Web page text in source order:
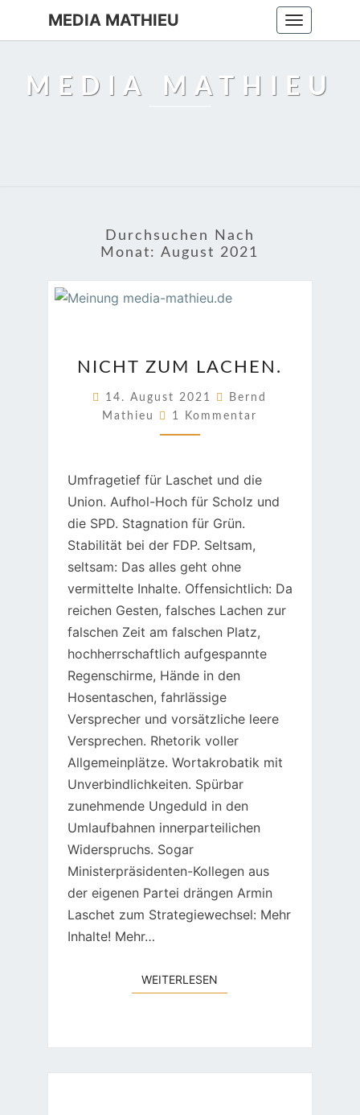
Toggle
navigation
MEDIA MATHIEU
MEDIA MATHIEU
Durchsuchen Nach
Monat:August 2021
ZUM
LACHEN.
NICHT ZUM LACHEN.
14. August 2021
Bernd
Mathieu
Kommentare
1 Kommentar
Umfragetief für Laschet und die
Union. Aufhol-Hoch für Scholz und
die SPD. Stagnation für Grün.
Stabilität bei der FDP. Seltsam,
seltsam: Das alles geht ohne
vermittelte Inhalte. Offensichtlich: Da
reichen Gesten, falsches Lachen zur
falschen Zeit am falschen Platz,
hochherrschaftlich aufgespannte
Regenschirme, Hände in den
Hosentaschen, fahrlässige
Versprecher und vorsätzliche leere
Versprechen. Rhetorik voller
Allgemeinplätze. Wortakrobatik mit
Unverbindlichkeiten. Spürbar
zunehmende Ungeduld in den
Umlaufbahnen innerparteilichen
Widerspruchs. Sogar
Ministerpräsidenten-Kollegen aus
der eigenen Partei drängen Armin
Laschet zum Strategiewechsel: Mehr
Inhalte! Mehr…
WEITERLESEN